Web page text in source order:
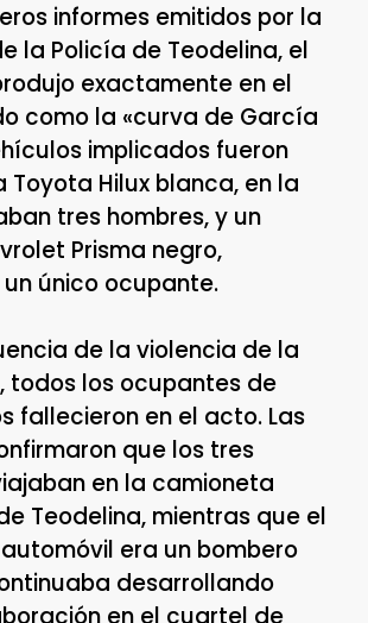
informes emitidos por la
la Policía de Teodelina, el
exactamente en el
como la «curva de García
implicados fueron
Hilux blanca, en la
tres hombres, y un
Prisma negro,
único ocupante.
de la violencia de la
todos los ocupantes de
fallecieron en el acto. Las
que los tres
en la camioneta
Teodelina, mientras que el
era un bombero
desarrollando